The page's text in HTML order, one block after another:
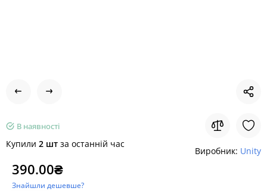
В наявності
Купили 2 шт за останній час
Виробник: Unity
390.00₴
Знайшли дешевше?